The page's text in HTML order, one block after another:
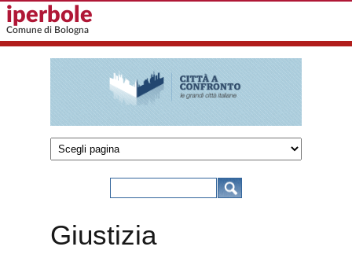
Salta al contenuto principale
iperbole
Comune di Bologna
Città a
confronto
- Comune
Form di ricercaCerca
Giustizia